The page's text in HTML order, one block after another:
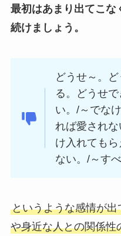
最初はあまり出てこな
続けましょう。
どうせ～。
る。どうせ
い。/～でな
れば愛され
け入れても
ない。/～す
というような感情が
や身近な人との関係性